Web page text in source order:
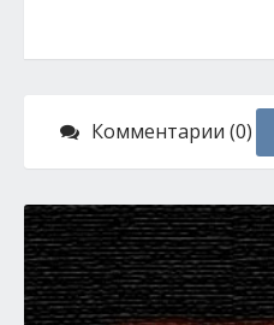
Комментарии (0)